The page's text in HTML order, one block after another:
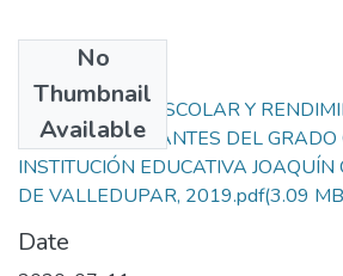
No
Thumbnail
Available
CONVIVENCIA ESCOLAR Y
DE LOS ESTUDIANTES DEL
INSTITUCIÓN EDUCATIVA
DE VALLEDUPAR, 2019.pdf(3.09
Date